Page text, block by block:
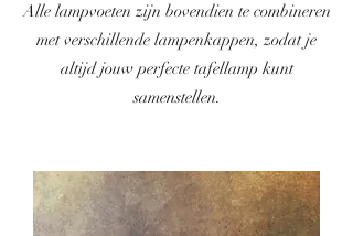
Alle lampvoeten zijn bovendien te combineren
met verschillende lampenkappen, zodat je
altijd jouw perfecte tafellamp kunt
samenstellen.